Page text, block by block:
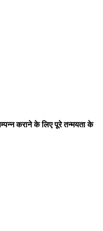
कराने के लिए पूरे तन्मयता के